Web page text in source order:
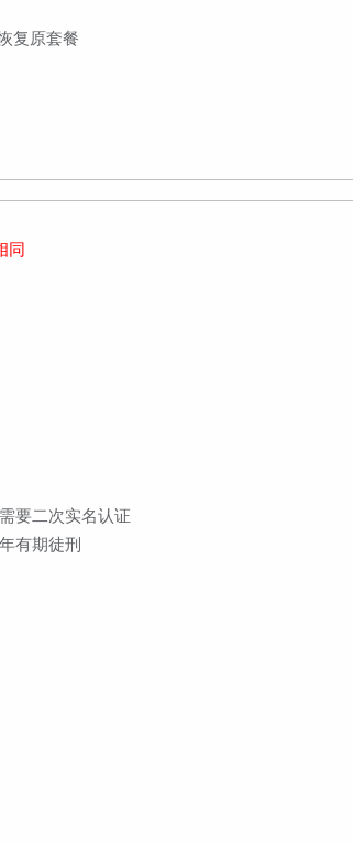
复原套餐
同
要二次实名认证
有期徒刑